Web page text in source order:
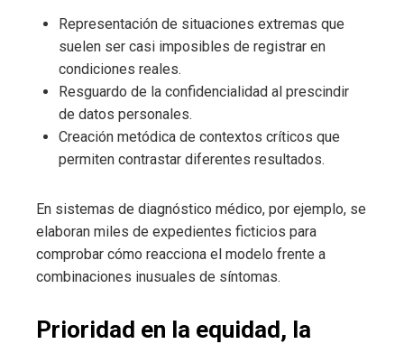
Representación de situaciones extremas que
suelen ser casi imposibles de registrar en
condiciones reales.
Resguardo de la confidencialidad al prescindir
de datos personales.
Creación metódica de contextos críticos que
permiten contrastar diferentes resultados.
En sistemas de diagnóstico médico, por ejemplo, se
elaboran miles de expedientes ficticios para
comprobar cómo reacciona el modelo frente a
combinaciones inusuales de síntomas.
Prioridad en la equidad, la